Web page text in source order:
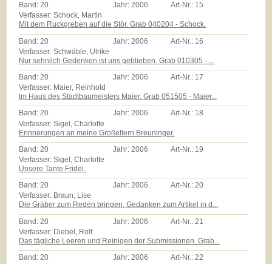
Band:20 Jahr:2006 Art-Nr.: 15
Verfasser: Schock, Martin
Mit dem Ruckgreben auf die Stör. Grab 040204 - Schock.
Band: 20 Jahr: 2006 Art-Nr.: 16
Verfasser: Schwäble, Ulrike
Nur sehnlich Gedenken ist uns geblieben. Grab 010305 - ...
Band:20 Jahr:2006 Art-Nr.: 17
Verfasser: Maier, Reinhold
Im Haus des Stadtbaumeisters Maier. Grab 051505 - Maier...
Band:20 Jahr:2006 Art-Nr.: 18
Verfasser: Sigel, Charlotte
Erinnerungen an meine Großeltern Breuninger.
Band:20 Jahr:2006 Art-Nr.: 19
Verfasser: Sigel, Charlotte
Unsere Tante Fridel.
Band:20 Jahr:2006 Art-Nr.:20
Verfasser: Braun, Lise
Die Gräber zum Reden bringen. Gedanken zum Artikel in d...
Band: 20 Jahr: 2006 Art-Nr.: 21
Verfasser: Diebel, Rolf
Das tägliche Leeren und Reinigen der Submissionen. Grab...
Band:20 Jahr:2006 Art-Nr.:22